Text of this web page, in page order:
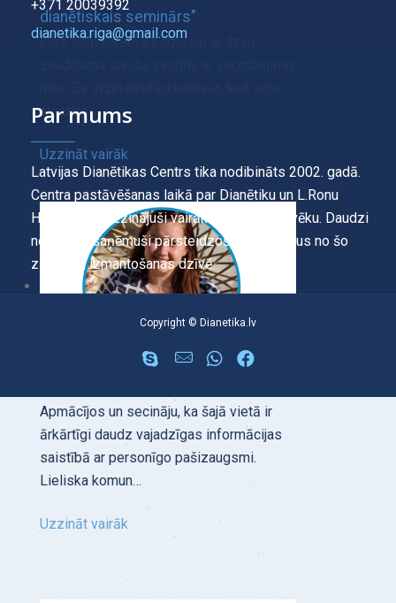
dianētiskais seminārs"
Līdz seminaram es dzīvoju ar dziļu
atcerējos.
Uzzināt vairāk
Apmācījos un secināju, ka šajā vietā ir
ārkārtīgi daudz vajadzīgas informācijas
saistībā ar personīgo pašizaugsmi.
Lieliska komun…
Uzzināt vairāk
+371 20039392
dianetika.riga@gmail.com
Par mums
Latvijas Dianētikas Centrs tika nodibināts 2002. gadā.
Centra pastāvēšanas laikā par Dianētiku un L.Ronu
Habbardu ir uzzinājuši vairāk kā 12 000 cilvēku. Daudzi
no tiem ir saņēmuši pārsteidzošus rezultātus no šo
zināšanu izmantošanas dzīvē.
Copyright © Dianetika.lv